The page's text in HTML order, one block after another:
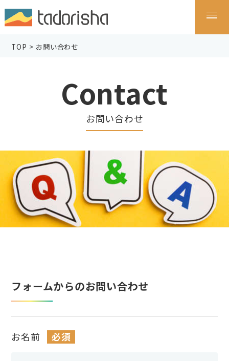
TOP > お問い合わせ
Contact
お問い合わせ
フォームからのお問い合わせ
お名前 必須